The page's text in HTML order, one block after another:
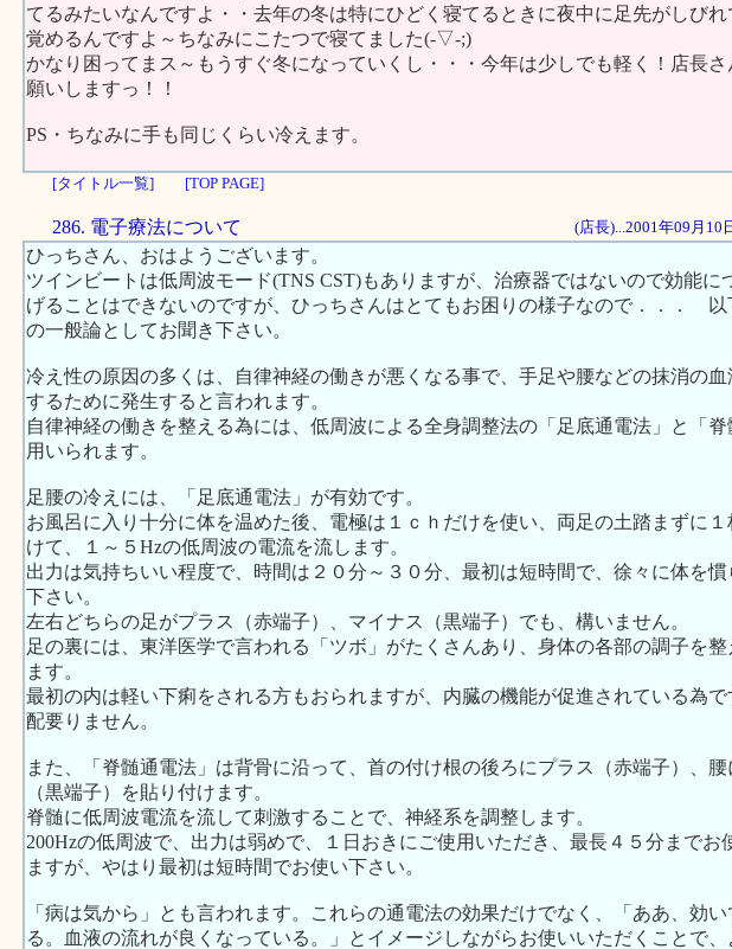
てるみたいなんですよ・・去年の冬は特にひどく寝てるときに夜中に足先がしび
覚めるんですよ～ちなみにこたつで寝てました(-▽-;)
かなり困ってまス～もうすぐ冬になっていくし・・・今年は少しでも軽く！店長さ
願いしますっ！！
PS・ちなみに手も同じくらい冷えます。
[タイトル一覧] [TOP PAGE]
286. 電子療法について (店長)...2001年09月10
ひっちさん、おはようございます。
ツインビートは低周波モード(TNS CST)もありますが、治療器ではないので効能に
げることはできないのですが、ひっちさんはとてもお困りの様子なので．．． 以
の一般論としてお聞き下さい。
冷え性の原因の多くは、自律神経の働きが悪くなる事で、手足や腰などの抹消の
するために発生すると言われます。
自律神経の働きを整える為には、低周波による全身調整法の「足底通電法」と「
用いられます。
足腰の冷えには、「足底通電法」が有効です。
お風呂に入り十分に体を温めた後、電極は１ｃｈだけを使い、両足の土踏まずに
けて、１～５Hzの低周波の電流を流します。
出力は気持ちいい程度で、時間は２０分～３０分、最初は短時間で、徐々に体を
下さい。
左右どちらの足がプラス（赤端子）、マイナス（黒端子）でも、構いません。
足の裏には、東洋医学で言われる「ツボ」がたくさんあり、身体の各部の調子を
ます。
最初の内は軽い下痢をされる方もおられますが、内臓の機能が促進されている為
配要りません。
また、「脊髄通電法」は背骨に沿って、首の付け根の後ろにプラス（赤端子）、腰
（黒端子）を貼り付けます。
脊髄に低周波電流を流して刺激することで、神経系を調整します。
200Hzの低周波で、出力は弱めで、１日おきにご使用いただき、最長４５分までお
ますが、やはり最初は短時間でお使い下さい。
「病は気から」とも言われます。これらの通電法の効果だけでなく、「ああ、効
る。血液の流れが良くなっている。」とイメージしながらお使いいただくことで、